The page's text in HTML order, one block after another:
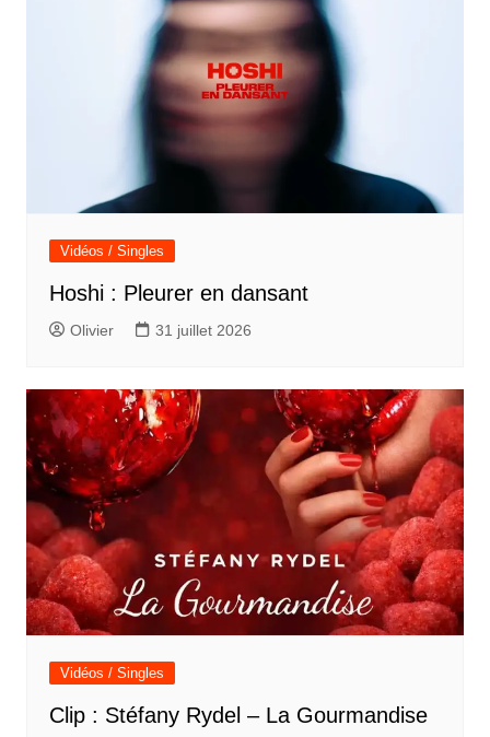
Vidéos / Singles
Hoshi : Pleurer en dansant
Olivier 31 juillet 2026
Vidéos / Singles
Clip : Stéfany Rydel – La Gourmandise